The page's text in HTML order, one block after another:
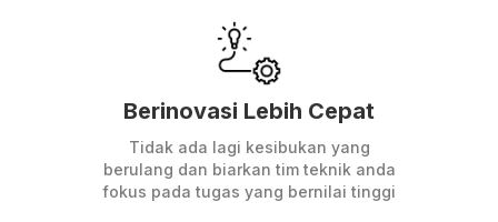
Berinovasi Lebih Cepat
Tidak ada lagi kesibukan yang
berulang dan biarkan tim teknik anda
fokus pada tugas yang bernilai tinggi